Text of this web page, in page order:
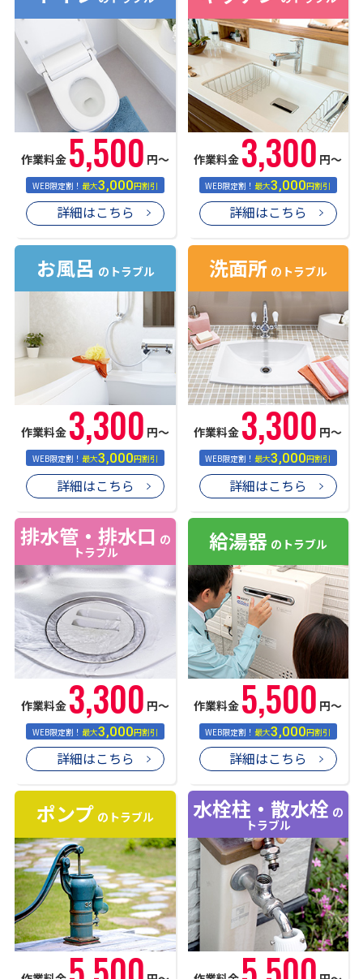
作業料金 5,500 円〜
WEB限定割！最大3,000円割引
詳細はこちら
作業料金 3,300 円〜
WEB限定割！最大3,000円割引
詳細はこちら
お風呂 のトラブル
作業料金 3,300 円〜
WEB限定割！最大3,000円割引
詳細はこちら
洗面所 のトラブル
作業料金 3,300 円〜
WEB限定割！最大3,000円割引
詳細はこちら
排水管・排水口 の
トラブル
作業料金 3,300 円〜
WEB限定割！最大3,000円割引
詳細はこちら
給湯器 のトラブル
作業料金 5,500 円〜
WEB限定割！最大3,000円割引
詳細はこちら
ポンプ のトラブル 水栓柱・散水栓 の
トラブル